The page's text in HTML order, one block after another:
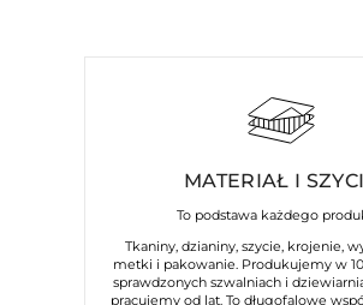
MATERIAŁ I
To podstawa każdego
Tkaniny, dzianiny, szycie, krojenie,
metki i pakowanie. Produkujemy w
sprawdzonych szwalniach i
pracujemy od lat. To długofalowe